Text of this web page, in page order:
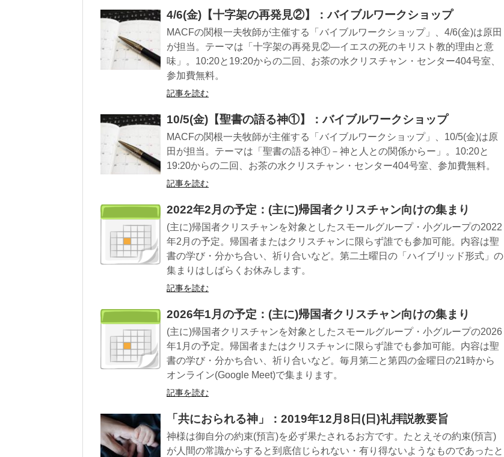
4/6(金)【十字架の再発見②】：バイブルワークショップ
MACFの関根一夫牧師が主催する「バイブルワークショップ」、4/6(金)は原田
が担当。テーマは「十字架の再発見②―イエスの死のキリスト教的理由と意
味」。10:20と19:20からの二回、お茶の水クリスチャン・センター404号室、
参加費無料。
記事を読む
10/5(金)【聖書の語る神①】：バイブルワークショップ
MACFの関根一夫牧師が主催する「バイブルワークショップ」、10/5(金)は原
田が担当。テーマは「聖書の語る神①－神と人との関係からー」。10:20と
19:20からの二回、お茶の水クリスチャン・センター404号室、参加費無料。
記事を読む
2022年2月の予定：(主に)帰国者クリスチャン向けの集まり
(主に)帰国者クリスチャンを対象としたスモールグループ・小グループの2022
年2月の予定。帰国者またはクリスチャンに限らず誰でも参加可能。内容は聖
書の学び・分かち合い、祈り合いなど。第二土曜日の「ハイブリッド形式」の
集まりはしばらくお休みします。
記事を読む
2026年1月の予定：(主に)帰国者クリスチャン向けの集まり
(主に)帰国者クリスチャンを対象としたスモールグループ・小グループの2026
年1月の予定。帰国者またはクリスチャンに限らず誰でも参加可能。内容は聖
書の学び・分かち合い、祈り合いなど。毎月第二と第四の金曜日の21時から
オンライン(Google Meet)で集まります。
記事を読む
「共におられる神」：2019年12月8日(日)礼拝説教要旨
神様は御自分の約束(預言)を必ず果たされるお方です。たとえその約束(預言)
が人間の常識からすると到底信じられない・有り得ないようなものであったと